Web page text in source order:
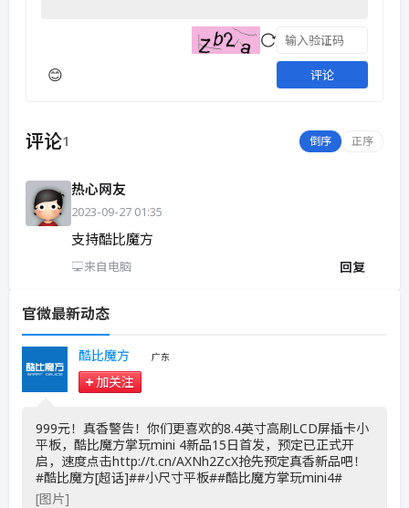
😊 评论
评论1 倒序 正序
热心网友
2023-09-27 01:35
支持酷比魔方
来自电脑 回复
官微最新动态
酷比魔方 广东
加关注
999元！真香警告！你们更喜欢的8.4英寸高刷LCD屏插卡小
平板，酷比魔方掌玩mini 4新品15日首发，预定已正式开
启，速度点击http://t.cn/AXNh2ZcX抢先预定真香新品吧！
#酷比魔方[超话]##小尺寸平板##酷比魔方掌玩mini4# ​
[图片]